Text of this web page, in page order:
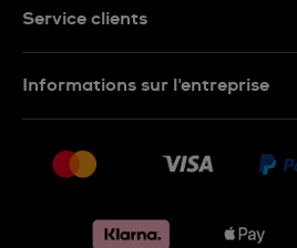
Service clients
Retours
Conditions de vente
Informations sur l'entreprise
Jobs